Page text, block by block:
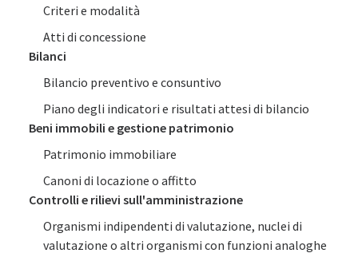
Criteri e modalità
Atti di concessione
Bilanci
Bilancio preventivo e consuntivo
Piano degli indicatori e risultati attesi di bilancio
Beni immobili e gestione patrimonio
Patrimonio immobiliare
Canoni di locazione o affitto
Controlli e rilievi sull'amministrazione
Organismi indipendenti di valutazione, nuclei di
valutazione o altri organismi con funzioni analoghe